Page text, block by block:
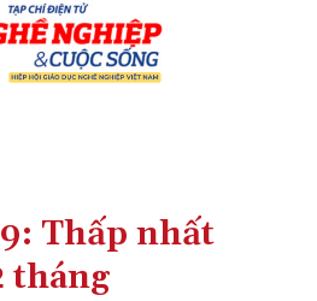
Thấp nhất
tháng